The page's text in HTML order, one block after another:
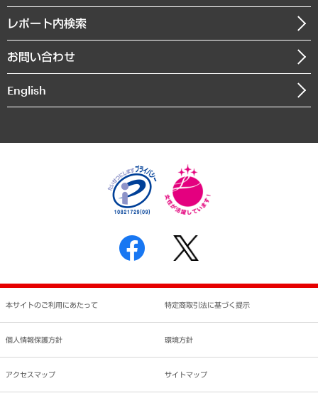
まちづくり・観光・交通・スポーツ・スマートシティ
自然資源・農林水産業・食料システム
沿革
組織図・本部部室紹介
インドネシア現地法人
個人情報保護方針
反社会的勢力に対する基本方針
書面による個人情報の開示等の請求の手続きについて
レポート内検索
お問い合わせ
English
本サイトのご利用にあたって 特定商取引法に基づく提示
個人情報保護方針 環境方針
アクセスマップ サイトマップ